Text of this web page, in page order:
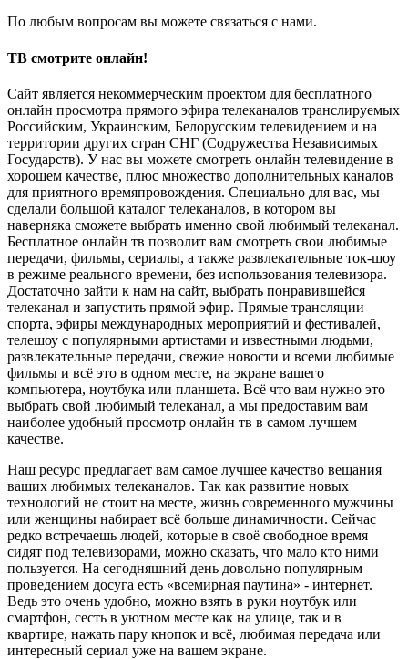
По любым вопросам вы можете связаться с нами.
ТВ смотрите онлайн!
Сайт является некоммерческим проектом для бесплатного
онлайн просмотра прямого эфира телеканалов транслируемых
Российским, Украинским, Белорусским телевидением и на
территории других стран СНГ (Содружества Независимых
Государств). У нас вы можете смотреть онлайн телевидение в
хорошем качестве, плюс множество дополнительных каналов
для приятного времяпровождения. Специально для вас, мы
сделали большой каталог телеканалов, в котором вы
наверняка сможете выбрать именно свой любимый телеканал.
Бесплатное онлайн тв позволит вам смотреть свои любимые
передачи, фильмы, сериалы, а также развлекательные ток-шоу
в режиме реального времени, без использования телевизора.
Достаточно зайти к нам на сайт, выбрать понравившейся
телеканал и запустить прямой эфир. Прямые трансляции
спорта, эфиры международных мероприятий и фестивалей,
телешоу с популярными артистами и известными людьми,
развлекательные передачи, свежие новости и всеми любимые
фильмы и всё это в одном месте, на экране вашего
компьютера, ноутбука или планшета. Всё что вам нужно это
выбрать свой любимый телеканал, а мы предоставим вам
наиболее удобный просмотр онлайн тв в самом лучшем
качестве.
Наш ресурс предлагает вам самое лучшее качество вещания
ваших любимых телеканалов. Так как развитие новых
технологий не стоит на месте, жизнь современного мужчины
или женщины набирает всё больше динамичности. Сейчас
редко встречаешь людей, которые в своё свободное время
сидят под телевизорами, можно сказать, что мало кто ними
пользуется. На сегодняшний день довольно популярным
проведением досуга есть «всемирная паутина» - интернет.
Ведь это очень удобно, можно взять в руки ноутбук или
смартфон, сесть в уютном месте как на улице, так и в
квартире, нажать пару кнопок и всё, любимая передача или
интересный сериал уже на вашем экране.